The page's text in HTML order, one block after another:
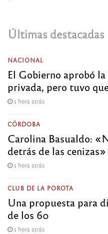
Últimas destacadas
NACIONAL
El Gobierno aprobó
privada, pero tuvo
1 hora atrás
CÓRDOBA
Carolina Basualdo:
detrás de las cenizas»
1 hora atrás
CLUB DE LA POROTA
Una propuesta para
de los 60
1 hora atrás